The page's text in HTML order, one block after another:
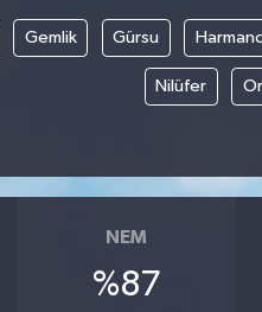
Gemlik Gürsu
Nilüfer
NEM
%87